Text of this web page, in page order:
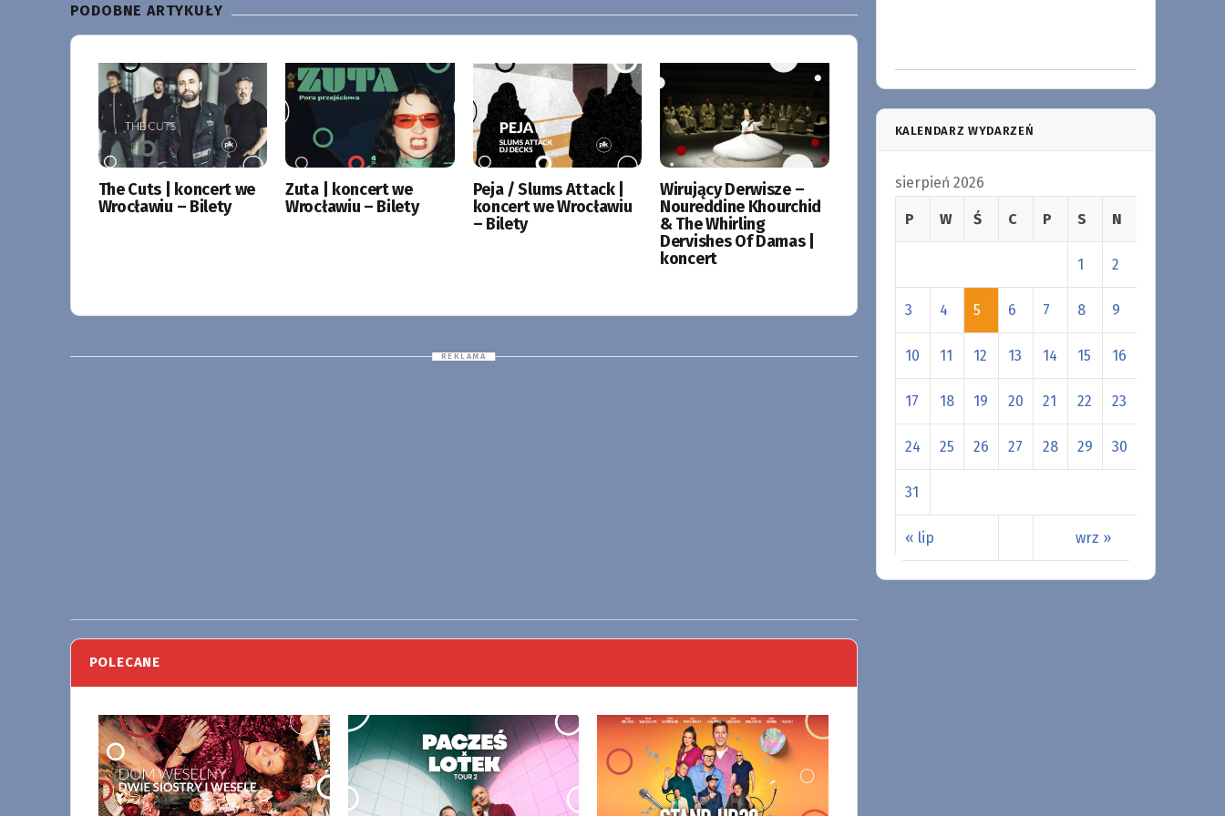
PODOBNE ARTYKUŁY
The Cuts | koncert we
Wrocławiu – Bilety
Zuta | koncert we
Wrocławiu – Bilety
Peja / Slums Attack |
koncert we Wrocławiu
– Bilety
Wirujący Derwisze –
Noureddine Khourchid
& The Whirling
Dervishes Of Damas |
koncert
POLECANE
KALENDARZ WYDARZEŃ
sierpień 2026
P W Ś C P S N
« lip wrz »
1 2
3 4 5 6 7 8 9
10 11 12 13 14 15 16
17 18 19 20 21 22 23
24 25 26 27 28 29 30
31